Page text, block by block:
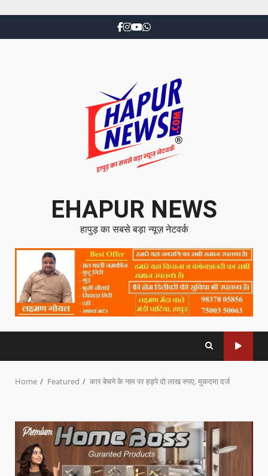
EHAPUR NEWS
हापुड़ का सबसे बड़ा न्यूज़ नेटवर्क
Home Featured कार बेचने के नाम पर हड़पे दो लाख रुपए, मुकदमा दर्ज